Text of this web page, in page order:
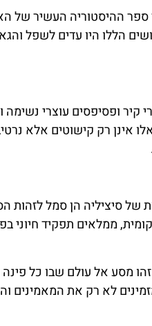
ההיסטוריה העשיר של
הללו היו עדים לשפל
קיר ופסיפסים עוצרי
אינן רק קישוטים אלא
של סיציליה הן סמל לזהות
ממלאים תפקיד חיוני
זהו מסע אל עולם שבו כל
לא רק את המאמינים